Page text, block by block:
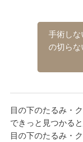
手術しな
の切らな
目の下のたるみ・
できっと見つかると
目の下のたるみ・